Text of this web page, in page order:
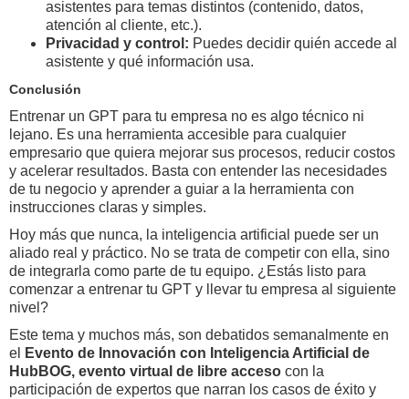
asistentes para temas distintos (contenido, datos,
atención al cliente, etc.).
Privacidad y control: Puedes decidir quién accede al
asistente y qué información usa.
Conclusión
Entrenar un GPT para tu empresa no es algo técnico ni
lejano. Es una herramienta accesible para cualquier
empresario que quiera mejorar sus procesos, reducir costos
y acelerar resultados. Basta con entender las necesidades
de tu negocio y aprender a guiar a la herramienta con
instrucciones claras y simples.
Hoy más que nunca, la inteligencia artificial puede ser un
aliado real y práctico. No se trata de competir con ella, sino
de integrarla como parte de tu equipo. ¿Estás listo para
comenzar a entrenar tu GPT y llevar tu empresa al siguiente
nivel?
Este tema y muchos más, son debatidos semanalmente en
el
Evento de Innovación con Inteligencia Artificial de
HubBOG, evento virtual de libre acceso con la
participación de expertos que narran los casos de éxito y